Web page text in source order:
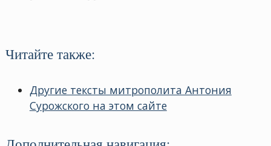
Читайте также:
Другие тексты митрополита Антония
Сурожского на этом сайте